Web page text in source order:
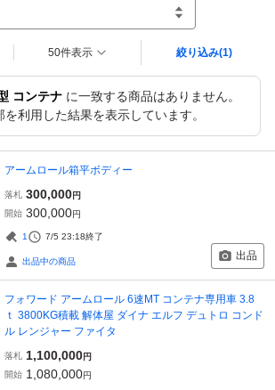
50件表示 絞り込み(1)
コンテナ に一致する商品はありません。
利用した結果を表示しています。
アームロール箱平ボディー
落札 300,000円
開始 300,000円
1 7/5 23:18終了
出品中の商品 出品
フォワード アームロール 6速MT コンテナ専用車 3.8
ｔ 3800KG積載 解体屋 ダイナ エルフ デュトロ コンド
ル レンジャー ファイタ
落札 1,100,000円
開始 1,080,000円